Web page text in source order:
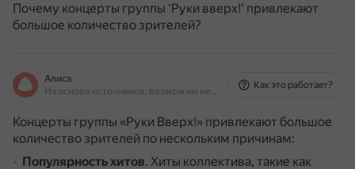
Почему концерты группы 'Руки вверх!' привлекают
большое количество зрителей?
Алиса
На основе источников, возможны неточности
Как это работает?
Концерты группы «Руки Вверх!» привлекают большое
количество зрителей по нескольким причинам:
Популярность хитов. Хиты коллектива, такие как